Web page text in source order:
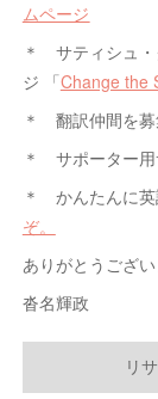
ムページ
＊ サティシュ・
ジ 「Change the
＊ 翻訳仲間を募
＊ サポーター用
＊ かんたんに英
ぞ。
ありがとうござ
沓名輝政
リ